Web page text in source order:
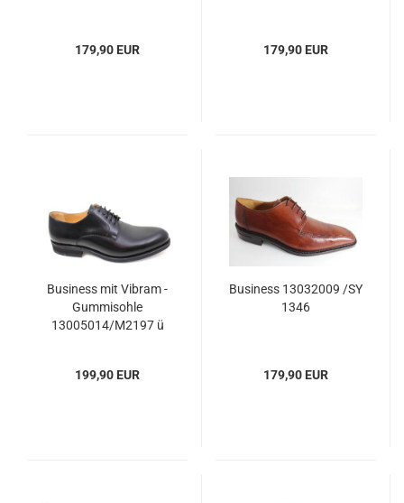
179,90 EUR 179,90 EUR
Business mit Vibram -
Gummisohle
13005014/M2197 ü
199,90 EUR
Business 13032009 /SY
1346
179,90 EUR